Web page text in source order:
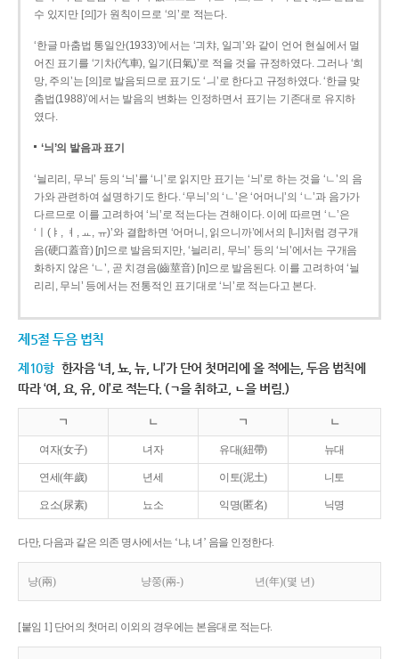
수 있지만 [의]가 원칙이므로 ‘의’로 적는다.
‘한글 마춤법 통일안(1933)’에서는 ‘긔챠, 일긔’와 같이 언어 현실에서 멀
어진 표기를 ‘기차(汽車), 일기(日氣)’로 적을 것을 규정하였다. 그러나 ‘희
망, 주의’는 [의]로 발음되므로 표기도 ‘ㅢ’로 한다고 규정하였다. ‘한글 맞
춤법(1988)’에서는 발음의 변화는 인정하면서 표기는 기존대로 유지하
였다.
‘늬’의 발음과 표기
‘늴리리, 무늬’ 등의 ‘늬’를 ‘니’로 읽지만 표기는 ‘늬’로 하는 것을 ‘ㄴ’의 음
가와 관련하여 설명하기도 한다. ‘무늬’의 ‘ㄴ’은 ‘어머니’의 ‘ㄴ’과 음가가
다르므로 이를 고려하여 ‘늬’로 적는다는 견해이다. 이에 따르면 ‘ㄴ’은
‘ㅣ(ㅑ, ㅕ, ㅛ, ㅠ)’와 결합하면 ‘어머니, 읽으니까’에서의 [니]처럼 경구개
음(硬口蓋音) [ɲ]으로 발음되지만, ‘늴리리, 무늬’ 등의 ‘늬’에서는 구개음
화하지 않은 ‘ㄴ’, 곧 치경음(齒莖音) [n]으로 발음된다. 이를 고려하여 ‘늴
리리, 무늬’ 등에서는 전통적인 표기대로 ‘늬’로 적는다고 본다.
제5절 두음 법칙
제10항 한자음 ‘녀, 뇨, 뉴, 니’가 단어 첫머리에 올 적에는, 두음 법칙에
따라 ‘여, 요, 유, 이’로 적는다. (ㄱ을 취하고, ㄴ을 버림.)
ㄱ ㄴ ㄱ ㄴ
여자(女子) 녀자 유대(紐帶) 뉴대
연세(年歲) 년세 이토(泥土) 니토
요소(尿素) 뇨소 익명(匿名) 닉명
다만, 다음과 같은 의존 명사에서는 ‘냐, 녀’ 음을 인정한다.
냥(兩) 냥쭝(兩-) 년(年)(몇 년)
[붙임 1] 단어의 첫머리 이외의 경우에는 본음대로 적는다.